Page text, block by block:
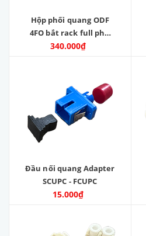
Hộp phối quang ODF
4FO bắt rack full phụ
kiện
340.000₫
Đầu nối quang Adapter
SCUPC - FCUPC
15.000₫